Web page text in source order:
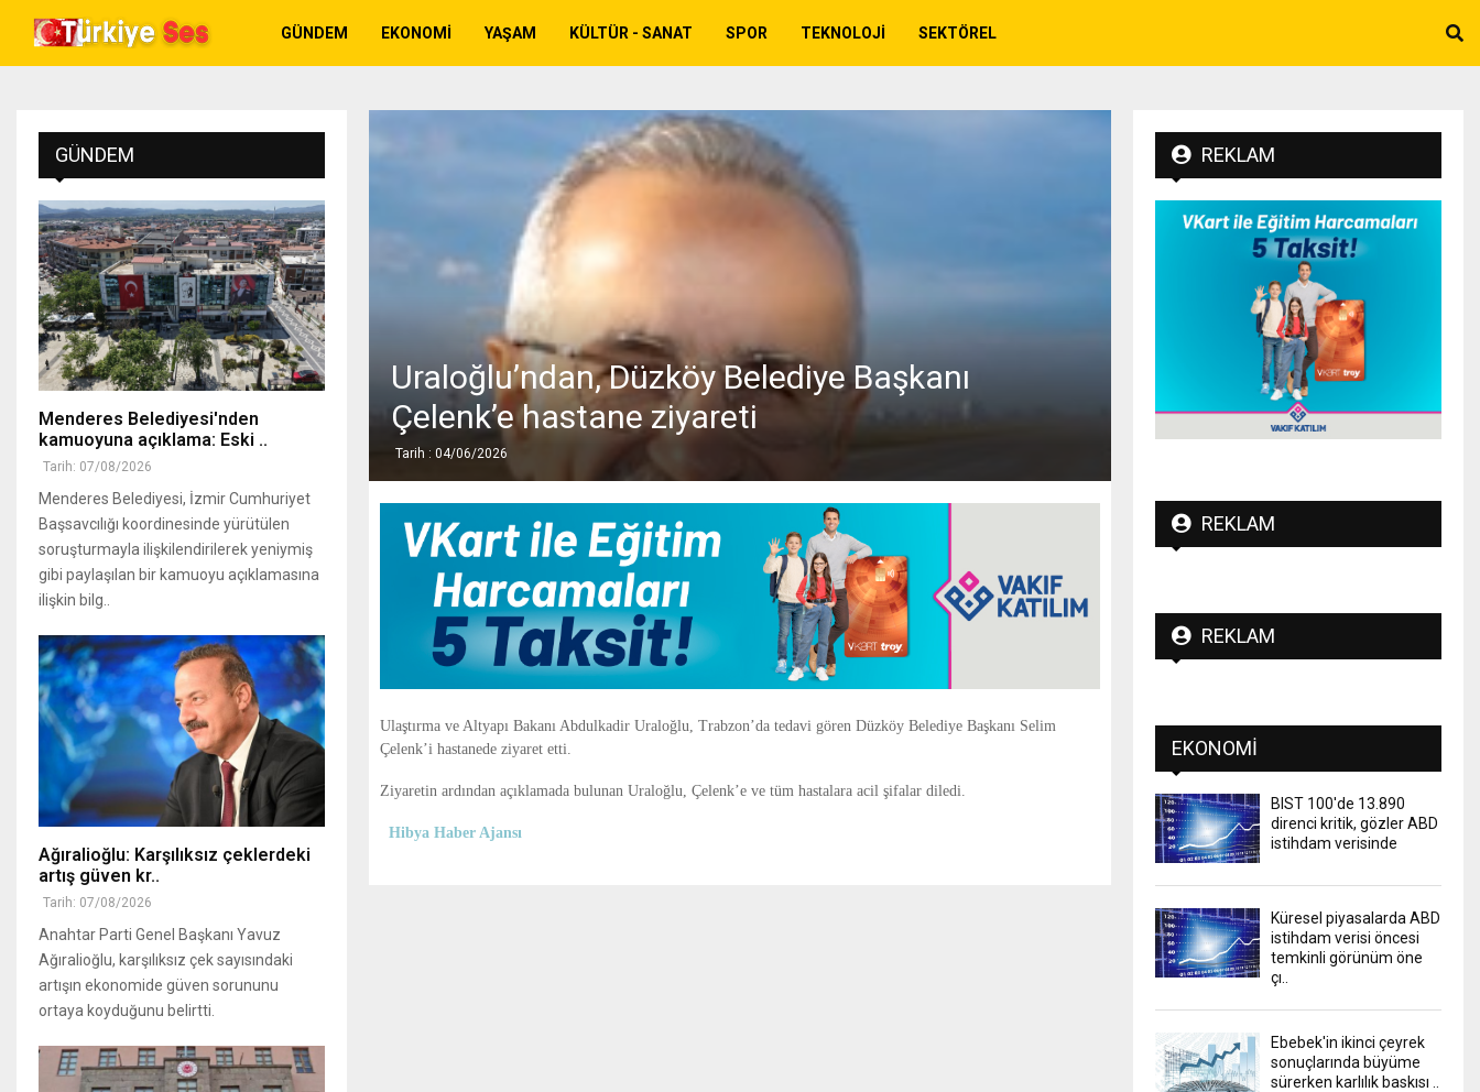
GÜNDEM EKONOMI YAŞAM KÜLTÜR - SANAT SPOR TEKNOLOJI SEKTÖREL
Uraloğlu’ndan, Düzköy Belediye Başkanı
Çelenk’e hastane ziyareti
Tarih : 04/06/2026
Ulaştırma ve Altyapı Bakanı Abdulkadir Uraloğlu, Trabzon’da tedavi gören Düzköy Belediye Başkanı Selim
Çelenk’i hastanede ziyaret etti.
Ziyaretin ardından açıklamada bulunan Uraloğlu, Çelenk’e ve tüm hastalara acil şifalar diledi.
Hibya Haber Ajansı
GÜNDEM
Menderes Belediyesi'nden
kamuoyuna açıklama: Eski ..
Tarih: 07/08/2026
Menderes Belediyesi, İzmir Cumhuriyet
Başsavcılığı koordinesinde yürütülen
soruşturmayla ilişkilendirilerek yeniymiş
gibi paylaşılan bir kamuoyu açıklamasına
ilişkin bilg..
Ağıralioğlu: Karşılıksız çeklerdeki
artış güven kr..
Tarih: 07/08/2026
Anahtar Parti Genel Başkanı Yavuz
Ağıralioğlu, karşılıksız çek sayısındaki
artışın ekonomide güven sorununu
ortaya koyduğunu belirtti.
REKLAM
REKLAM
REKLAM
EKONOMI
BIST 100'de 13.890
direnci kritik, gözler ABD
istihdam verisinde
Küresel piyasalarda ABD
istihdam verisi öncesi
temkinli görünüm öne
çı..
Ebebek'in ikinci çeyrek
sonuçlarında büyüme
sürerken karlılık baskısı ..